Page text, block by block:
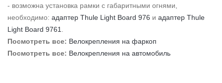
- возможна установка рамки с габаритными огнями,
необходимо: адаптер Thule Light Board 976 и адаптер Thule
Light Board 9761.
Посмотреть все: Велокрепления на фаркоп
Посмотреть все: Велокрепления на автомобиль